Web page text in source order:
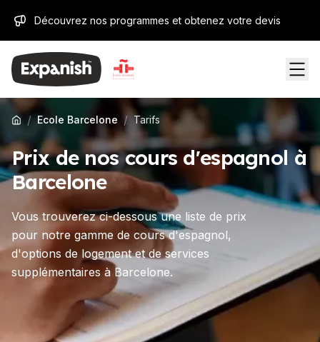
Découvrez nos programmes et obtenez votre devis
/ Ecole Barcelone / Tarifs
Prix de nos cours d'espagnol à
Barcelone
Vous trouverez ci-dessous une liste de prix
pour notre gamme de cours d'espagnol,
d'options de logement et de services
supplémentaires à Barcelone.